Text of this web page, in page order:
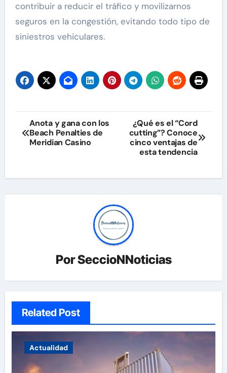
contribuir a reducir el tráfico y movilizarnos
seguros en la congestión, evitando todo tipo de
siniestros vehiculares.
Navegación
de
Anota y gana con los
Beach Penalties de
Meridian Casino
¿Qué es el “Cord
cutting”? Conoce
cinco ventajas de
esta tendencia
PorSeccioNNoticias
Related Post
Actualidad